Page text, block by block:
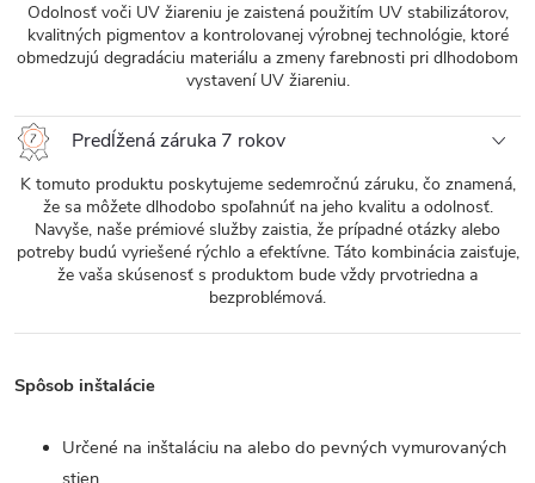
Odolnosť voči UV žiareniu je zaistená použitím UV stabilizátorov,
kvalitných pigmentov a kontrolovanej výrobnej technológie, ktoré
obmedzujú degradáciu materiálu a zmeny farebnosti pri dlhodobom
vystavení UV žiareniu.
Predĺžená záruka 7 rokov
K tomuto produktu poskytujeme sedemročnú záruku, čo znamená,
že sa môžete dlhodobo spoľahnúť na jeho kvalitu a odolnosť.
Navyše, naše prémiové služby zaistia, že prípadné otázky alebo
potreby budú vyriešené rýchlo a efektívne. Táto kombinácia zaisťuje,
že vaša skúsenosť s produktom bude vždy prvotriedna a
bezproblémová.
Spôsob inštalácie
Určené na inštaláciu na alebo do pevných vymurovaných